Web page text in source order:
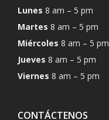
Lunes 8 am – 5 pm
Martes 8 am – 5 pm
Miércoles 8 am – 5 pm
Jueves 8 am – 5 pm
Viernes 8 am – 5 pm
CONTÁCTENOS